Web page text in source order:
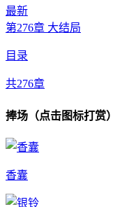
最新
第276章 大结局
目录
共276章
捧场（点击图标打赏）
香囊